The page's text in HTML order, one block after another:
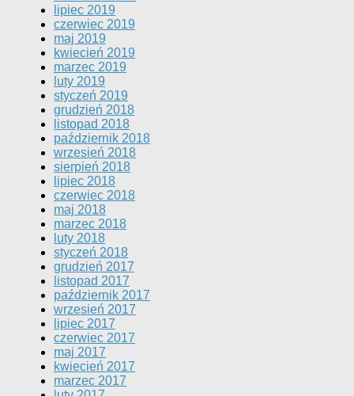
lipiec 2019
czerwiec 2019
maj 2019
kwiecień 2019
marzec 2019
luty 2019
styczeń 2019
grudzień 2018
listopad 2018
październik 2018
wrzesień 2018
sierpień 2018
lipiec 2018
czerwiec 2018
maj 2018
marzec 2018
luty 2018
styczeń 2018
grudzień 2017
listopad 2017
październik 2017
wrzesień 2017
lipiec 2017
czerwiec 2017
maj 2017
kwiecień 2017
marzec 2017